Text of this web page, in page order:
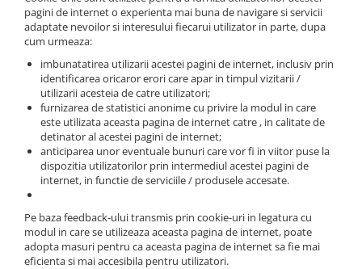
pagini de internet o experienta mai buna de navigare si servicii
adaptate nevoilor si interesului fiecarui utilizator in parte, dupa
cum urmeaza:
imbunatatirea utilizarii acestei pagini de internet, inclusiv prin
identificarea oricaror erori care apar in timpul vizitarii /
utilizarii acesteia de catre utilizatori;
furnizarea de statistici anonime cu privire la modul in care
este utilizata aceasta pagina de internet catre , in calitate de
detinator al acestei pagini de internet;
anticiparea unor eventuale bunuri care vor fi in viitor puse la
dispozitia utilizatorilor prin intermediul acestei pagini de
internet, in functie de serviciile / produsele accesate.
Pe baza feedback-ului transmis prin cookie-uri in legatura cu
modul in care se utilizeaza aceasta pagina de internet, poate
adopta masuri pentru ca aceasta pagina de internet sa fie mai
eficienta si mai accesibila pentru utilizatori.